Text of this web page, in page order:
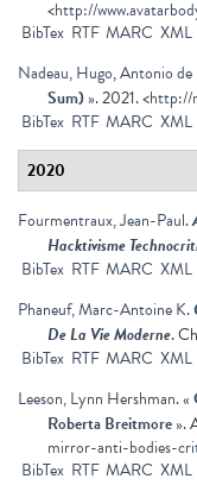
<http://
BibTex RTF MARC XML
Nadeau, Hugo,Antonio de
Sum)». 2021. <http://
BibTex RTF MARC XML
2020
Fourmentraux, Jean-Paul.
Hacktivisme
BibTex RTF MARC XML
Phaneuf, Marc-Antoine K.
De La Vie Moderne.
BibTex RTF MARC XML
Leeson, Lynn Hershman.«
Roberta Breitmore».
mirror-anti-bodies-
BibTex RTF MARC XML